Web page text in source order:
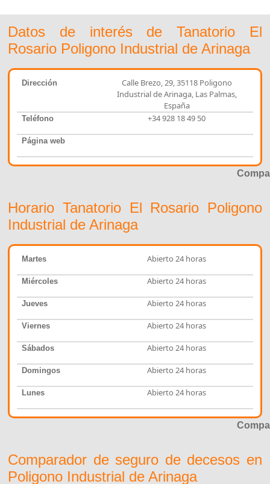
Datos de interés de Tanatorio El
Rosario Poligono Industrial de Arinaga
Dirección
Calle Brezo, 29, 35118 Poligono
Industrial de Arinaga, Las Palmas,
España
Teléfono +34 928 18 49 50
Página web
Horario Tanatorio El Rosario Poligono
Industrial de Arinaga
Martes Abierto 24 horas
Miércoles Abierto 24 horas
Jueves Abierto 24 horas
Viernes Abierto 24 horas
Sábados Abierto 24 horas
Domingos Abierto 24 horas
Lunes Abierto 24 horas
Comparador de seguro de decesos en
Poligono Industrial de Arinaga